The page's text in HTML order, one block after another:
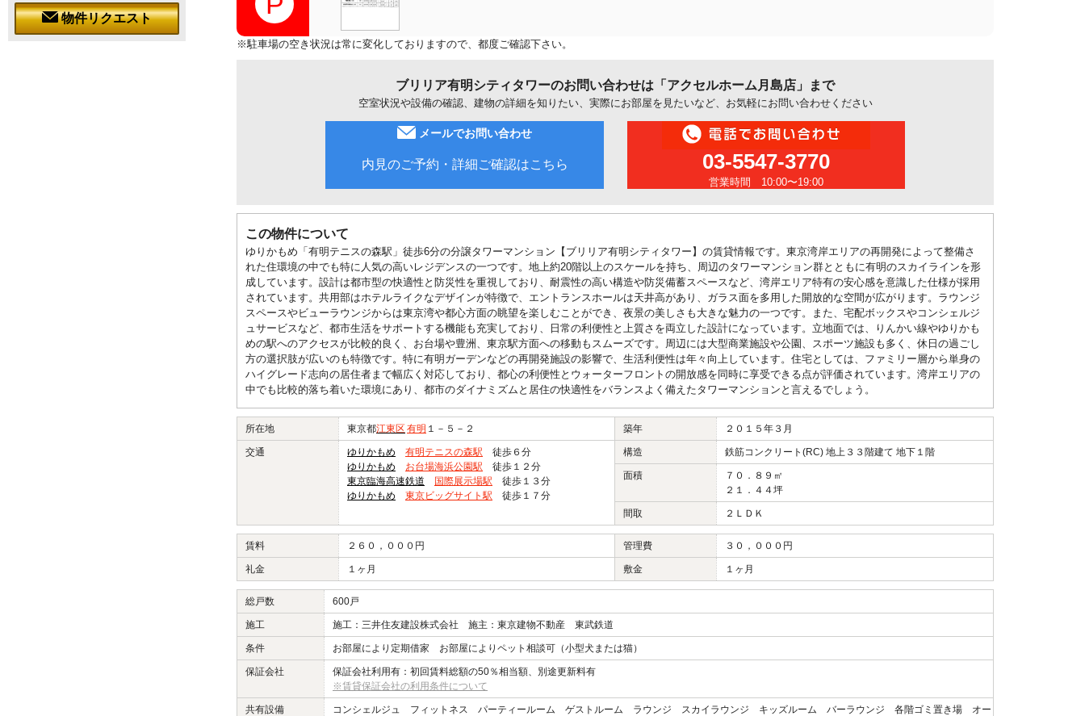
※駐車場の空き状況は常に変化しておりますので、都度ご確認下さい。
ブリリア有明シティタワーのお問い合わせは「アクセルホーム月島店」まで
空室状況や設備の確認、建物の詳細を知りたい、実際にお部屋を見たいなど、お気軽にお問い合わせください
メールでお問い合わせ
内見のご予約・詳細ご確認はこちら 03-5547-3770
営業時間 10:00〜19:00
この物件について
ゆりかもめ「有明テニスの森駅」徒歩6分の分譲タワーマンション【ブリリア有明シティタワー】の賃貸情報です。東京湾岸エリアの再開発によって整備さ
れた住環境の中でも特に人気の高いレジデンスの一つです。地上約20階以上のスケールを持ち、周辺のタワーマンション群とともに有明のスカイラインを形
成しています。設計は都市型の快適性と防災性を重視しており、耐震性の高い構造や防災備蓄スペースなど、湾岸エリア特有の安心感を意識した仕様が採用
されています。共用部はホテルライクなデザインが特徴で、エントランスホールは天井高があり、ガラス面を多用した開放的な空間が広がります。ラウンジ
スペースやビューラウンジからは東京湾や都心方面の眺望を楽しむことができ、夜景の美しさも大きな魅力の一つです。また、宅配ボックスやコンシェルジ
ュサービスなど、都市生活をサポートする機能も充実しており、日常の利便性と上質さを両立した設計になっています。立地面では、りんかい線やゆりかも
めの駅へのアクセスが比較的良く、お台場や豊洲、東京駅方面への移動もスムーズです。周辺には大型商業施設や公園、スポーツ施設も多く、休日の過ごし
方の選択肢が広いのも特徴です。特に有明ガーデンなどの再開発施設の影響で、生活利便性は年々向上しています。住宅としては、ファミリー層から単身の
ハイグレード志向の居住者まで幅広く対応しており、都心の利便性とウォーターフロントの開放感を同時に享受できる点が評価されています。湾岸エリアの
中でも比較的落ち着いた環境にあり、都市のダイナミズムと居住の快適性をバランスよく備えたタワーマンションと言えるでしょう。
所在地 東京都江東区 有明 １－５－２ 築年 ２０１５年３月
交通 ゆりかもめ 有明テニスの森駅 徒歩６分
ゆりかもめ
お台場海浜公園駅 徒歩１２分
東京臨海高速鉄道
国際展示場駅 徒歩１３分
ゆりかもめ
東京ビッグサイト駅 徒歩１７分
構造 鉄筋コンクリート(RC) 地上３３階建て 地下１階
面積
７０．８９㎡
２１．４４坪
間取 ２ＬＤＫ
賃料 ２６０，０００円 管理費 ３０，０００円
礼金 １ヶ月 敷金 １ヶ月
総戸数 600戸
施工 施工：三井住友建設株式会社 施主：東京建物不動産 東武鉄道
条件 お部屋により定期借家 お部屋によりペット相談可（小型犬または猫）
保証会社
保証会社利用有：初回賃料総額の50％相当額、別途更新料有
※賃貸保証会社の利用条件について
共有設備
コンシェルジュ フィットネス パーティールーム ゲストルーム ラウンジ スカイラウンジ キッズルーム バーラウンジ 各階ゴミ置き場 オー
物件リクエスト